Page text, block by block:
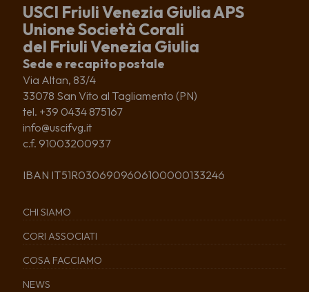
USCI Friuli Venezia Giulia APS
Unione Società Corali
del Friuli Venezia Giulia
Sede e recapito postale
Via Altan, 83/4
33078 San Vito al Tagliamento (PN)
tel. +39 0434 875167
info@uscifvg.it
c.f. 91003200937
IBAN IT51R0306909606100000133246
CHI SIAMO
CORI ASSOCIATI
COSA FACCIAMO
NEWS